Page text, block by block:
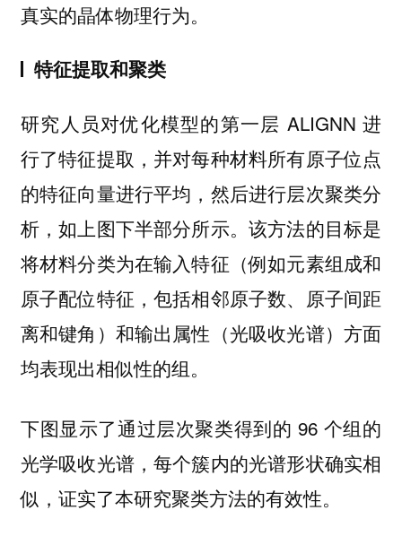
真实的晶体物理行为。
特征提取和聚类
研究人员对优化模型的第一层 ALIGNN 进
行了特征提取，并对每种材料所有原子位点
的特征向量进行平均，然后进行层次聚类分
析，如上图下半部分所示。该方法的目标是
将材料分类为在输入特征（例如元素组成和
原子配位特征，包括相邻原子数、原子间距
离和键角）和输出属性（光吸收光谱）方面
均表现出相似性的组。
下图显示了通过层次聚类得到的 96 个组的
光学吸收光谱，每个簇内的光谱形状确实相
似，证实了本研究聚类方法的有效性。